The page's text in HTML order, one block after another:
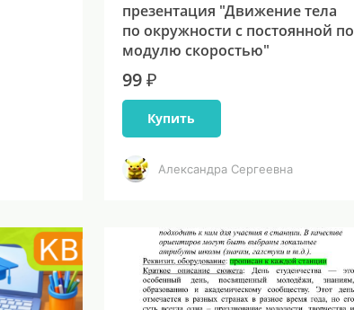
презентация "Движение тела
по окружности с постоянной по
модулю скоростью"
99 ₽
Купить
Александра Сергеевна